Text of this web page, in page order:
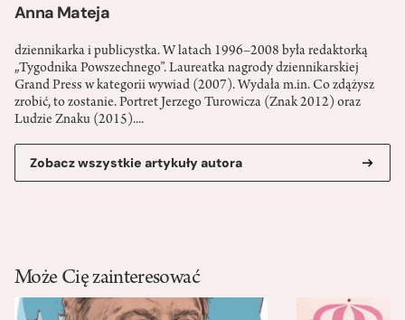
Anna Mateja
dziennikarka i publicystka. W latach 1996–2008 była redaktorką
„Tygodnika Powszechnego”. Laureatka nagrody dziennikarskiej
Grand Press w kategorii wywiad (2007). Wydała m.in. Co zdążysz
zrobić, to zostanie. Portret Jerzego Turowicza (Znak 2012) oraz
Ludzie Znaku (2015)....
Zobacz wszystkie artykuły autora
Może Cię zainteresować